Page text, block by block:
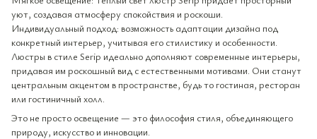
уют, создавая атмосферу спокойствия и роскоши.
Индивидуальный подход: возможность адаптации дизайна под
конкретный интерьер, учитывая его стилистику и особенности.
Люстры в стиле Serip идеально дополняют современные интерьеры,
придавая им роскошный вид с естественными мотивами. Они станут
центральным акцентом в пространстве, будь то гостиная, ресторан
или гостиничный холл.
Это не просто освещение — это философия стиля, объединяющего
природу, искусство и инновации.